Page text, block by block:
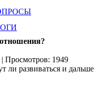
Просмотров: 1949
ли развиваться и дальше